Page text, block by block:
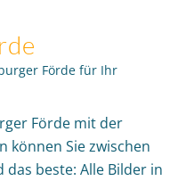
Förde für Ihr
Förde mit der
können Sie zwischen
das beste: Alle Bilder in